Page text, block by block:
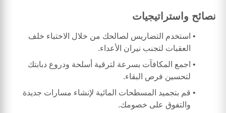
نصائح واستراتيجيات
استخدم التضاريس لصالحك من خلال الاختباء خلف
العقبات لتجنب نيران الأعداء.
اجمع المكافآت بسرعة لترقية أسلحة ودروع دبابتك
لتحسين فرص البقاء.
قم بتجميد المسطحات المائية لإنشاء مسارات جديدة
والتفوق على خصومك.